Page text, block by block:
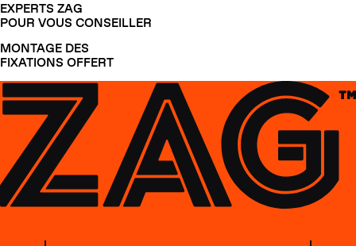
EXPERTS ZAG
POUR VOUS CONSEILLER
MONTAGE DES
FIXATIONS OFFERT